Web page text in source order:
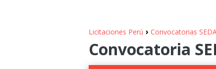
Licitaciones Perú › Convocatorias
Convocatoria